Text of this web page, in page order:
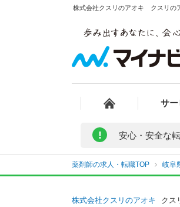
株式会社クスリのアオキ クスリの
サ
! 安心・安全な
薬剤師の求人・転職TOP 岐阜
株式会社クスリのアオキ クス